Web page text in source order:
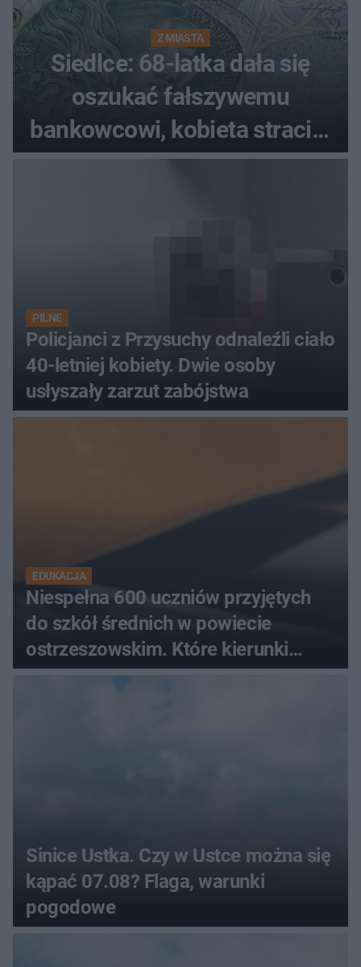
Z MIASTA
Siedlce: 68-latka dała się
oszukać fałszywemu
bankowcowi, kobieta straciła
blisko 40 tys. zł
PILNE
Policjanci z Przysuchy odnaleźli ciało
40-letniej kobiety. Dwie osoby
usłyszały zarzut zabójstwa
EDUKACJA
Niespełna 600 uczniów przyjętych
do szkół średnich w powiecie
ostrzeszowskim. Które kierunki
wybierali najczęściej?
Sinice Ustka. Czy w Ustce można się
kąpać 07.08? Flaga, warunki
pogodowe